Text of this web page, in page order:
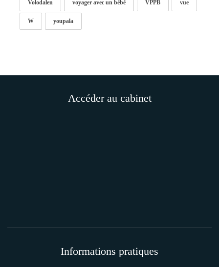
Volodalen voyager avec un bébé VPPB vue
W youpala
Accéder au cabinet
Informations pratiques